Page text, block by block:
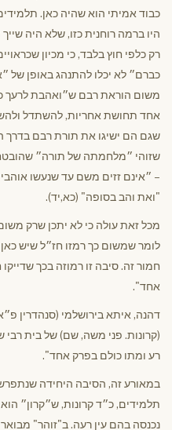
כבוד אמיתי הוא שהיה כאן.
היו ברמה רוחנית כזו, שלא היה
רק כלפי חוץ בלבד, כי מכיון
כברם״ לא יכלו להתנהג באופן של
משום הוראת רבם ש״ואהבת לרעך
אחד תחושת אחריות, להשתדל
שגם הם ישיגו את תורת רבם בדרך
שזוהי ״מלחמתה של תורה״
– ״אינם זזים משם עד שנעשו
"ואת והב בסופה" (כא,יד).
מכל זאת עולה כי לא יתכן שרק
לומר שמשום כך רמזו חז״ל שיש
חמור זה. סיבה זו רמוזה בכך
אחד".
דהנה, איתא בירושלמי (סנהדרין
(קרונות. פני משה, שם) של בית רבי
רע ומתו כולם בפרק אחד".
במאורע זה, הסיבה היחידה
תלמידים, כ״ד קרונות, ש״קרון״
נכנסה בהם עין רעה. ב"זוהר"